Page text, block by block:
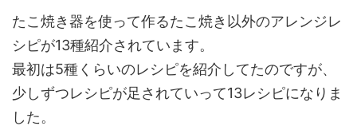
たこ焼き器を使って作るたこ焼き以外のアレンジレ
シピが13種紹介されています。
最初は5種くらいのレシピを紹介してたのですが、
少しずつレシピが足されていって13レシピになりま
した。